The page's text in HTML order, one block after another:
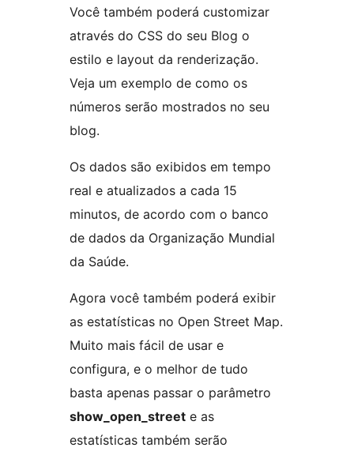
Você também poderá customizar
através do CSS do seu Blog o
estilo e layout da renderização.
Veja um exemplo de como os
números serão mostrados no seu
blog.
Os dados são exibidos em tempo
real e atualizados a cada 15
minutos, de acordo com o banco
de dados da Organização Mundial
da Saúde.
Agora você também poderá exibir
as estatísticas no Open Street Map.
Muito mais fácil de usar e
configura, e o melhor de tudo
basta apenas passar o parâmetro
show_open_street e as
estatísticas também serão